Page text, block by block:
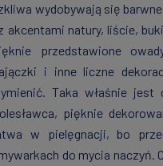
wydobywają się
akcentami natury, liście,
przedstawione
i inne liczne
Taka właśnie jest
pięknie
w pielęgnacji, bo
do mycia naczyń.